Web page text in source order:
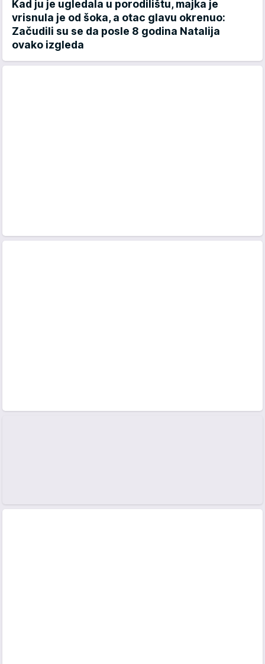
Kad ju je ugledala u porodilištu, majka je
vrisnula je od šoka, a otac glavu okrenuo:
Začudili su se da posle 8 godina Natalija
ovako izgleda